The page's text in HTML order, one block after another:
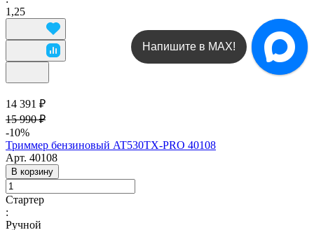
1,25
14 391 ₽
15 990 ₽
-10%
Триммер бензиновый AT530ТX-PRO 40108
Арт. 40108
В корзину
Стартер
:
Ручной
Напишите в МАХ!